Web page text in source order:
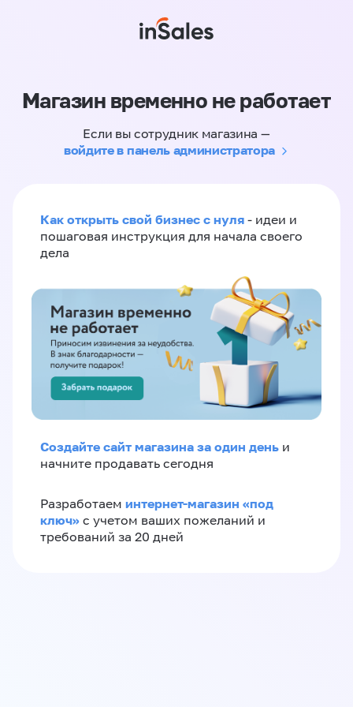
Магазин временно не работает
Если вы сотрудник магазина —
войдите в панель администратора
Как открыть свой бизнес с нуля - идеи и
пошаговая инструкция для начала своего
дела
Создайте сайт магазина за один день и
начните продавать сегодня
Разработаем интернет-магазин «‎под
ключ»‎ с учетом ваших пожеланий и
требований за 20 дней